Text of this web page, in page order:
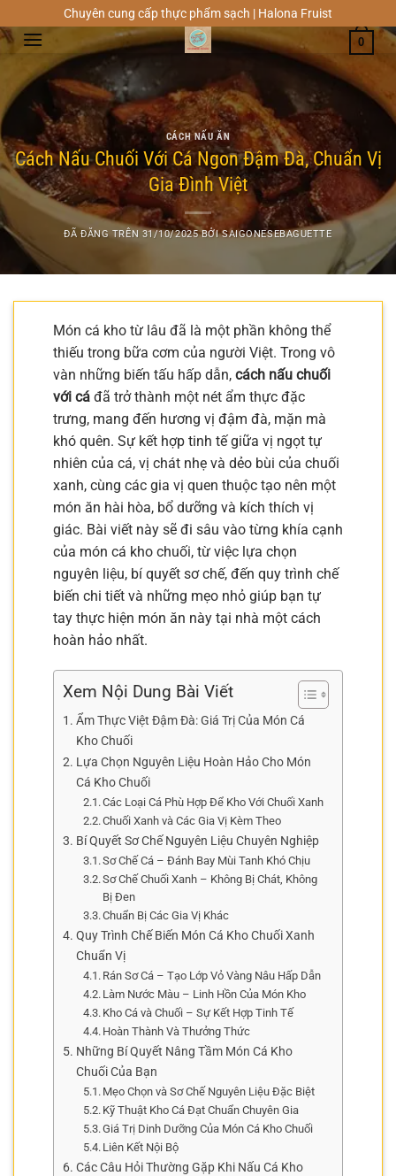
đến
nội
dung
Chuyên cung cấp thực phẩm sạch | Halona Fruist
0
CÁCH NẤU ĂN
Cách Nấu Chuối Với Cá Ngon Đậm Đà, Chuẩn Vị
Gia Đình Việt
ĐÃ ĐĂNG TRÊN 31/10/2025 BỞISAIGONESEBAGUETTE
Món cá kho từ lâu đã là một phần không thể
thiếu trong bữa cơm của người Việt. Trong vô
vàn những biến tấu hấp dẫn, cách nấu chuối
với cá đã trở thành một nét ẩm thực đặc
trưng, mang đến hương vị đậm đà, mặn mà
khó quên. Sự kết hợp tinh tế giữa vị ngọt tự
nhiên của cá, vị chát nhẹ và dẻo bùi của chuối
xanh, cùng các gia vị quen thuộc tạo nên một
món ăn hài hòa, bổ dưỡng và kích thích vị
giác. Bài viết này sẽ đi sâu vào từng khía cạnh
của món cá kho chuối, từ việc lựa chọn
nguyên liệu, bí quyết sơ chế, đến quy trình chế
biến chi tiết và những mẹo nhỏ giúp bạn tự
tay thực hiện món ăn này tại nhà một cách
hoàn hảo nhất.
Xem Nội Dung Bài Viết
Ẩm Thực Việt Đậm Đà: Giá Trị Của Món Cá
Kho Chuối
Lựa Chọn Nguyên Liệu Hoàn Hảo Cho Món
Cá Kho Chuối
Các Loại Cá Phù Hợp Để Kho Với Chuối Xanh
Chuối Xanh và Các Gia Vị Kèm Theo
Bí Quyết Sơ Chế Nguyên Liệu Chuyên Nghiệp
Sơ Chế Cá – Đánh Bay Mùi Tanh Khó Chịu
Sơ Chế Chuối Xanh – Không Bị Chát, Không
Bị Đen
Chuẩn Bị Các Gia Vị Khác
Quy Trình Chế Biến Món Cá Kho Chuối Xanh
Chuẩn Vị
Rán Sơ Cá – Tạo Lớp Vỏ Vàng Nâu Hấp Dẫn
Làm Nước Màu – Linh Hồn Của Món Kho
Kho Cá và Chuối – Sự Kết Hợp Tinh Tế
Hoàn Thành Và Thưởng Thức
Những Bí Quyết Nâng Tầm Món Cá Kho
Chuối Của Bạn
Mẹo Chọn và Sơ Chế Nguyên Liệu Đặc Biệt
Kỹ Thuật Kho Cá Đạt Chuẩn Chuyên Gia
Giá Trị Dinh Dưỡng Của Món Cá Kho Chuối
Liên Kết Nội Bộ
Các Câu Hỏi Thường Gặp Khi Nấu Cá Kho